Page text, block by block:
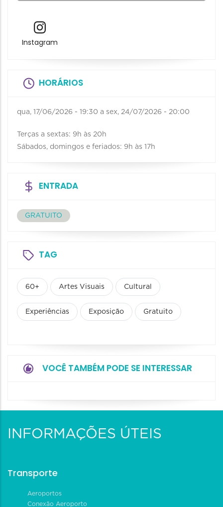
Instagram
HORÁRIOS
qua, 17/06/2026 - 19:30 a sex, 24/07/2026 - 20:00
Terças a sextas: 9h às 20h
Sábados, domingos e feriados: 9h às 17h
ENTRADA
GRATUITO
TAG
60+ Artes Visuais Cultural
Experiências Exposição Gratuito
VOCÊ TAMBÉM PODE SE INTERESSAR
INFORMAÇÕES ÚTEIS
Transporte
Aeroportos
Conexão Aeroporto